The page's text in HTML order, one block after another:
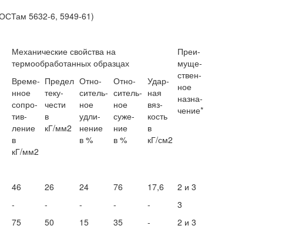
5632-6, 5949-61)
Механические свойства на
термообработанных образцах
Преи-
муще-
ствен-
ное
назна-
чение*
Време-
нное
сопро-
тив-
ление
в
кГ/мм2
Предел
теку-
чести
в
кГ/мм2
Отно-
ситель-
ное
удли-
нение
в %
Отно-
ситель-
ное
суже-
ние
в %
Удар-
ная
вяз-
кость
в
кГ/см2
46 26 24 76 17,6
2 и 3
- - - - -
3
75 50 15 35 -
2 и 3